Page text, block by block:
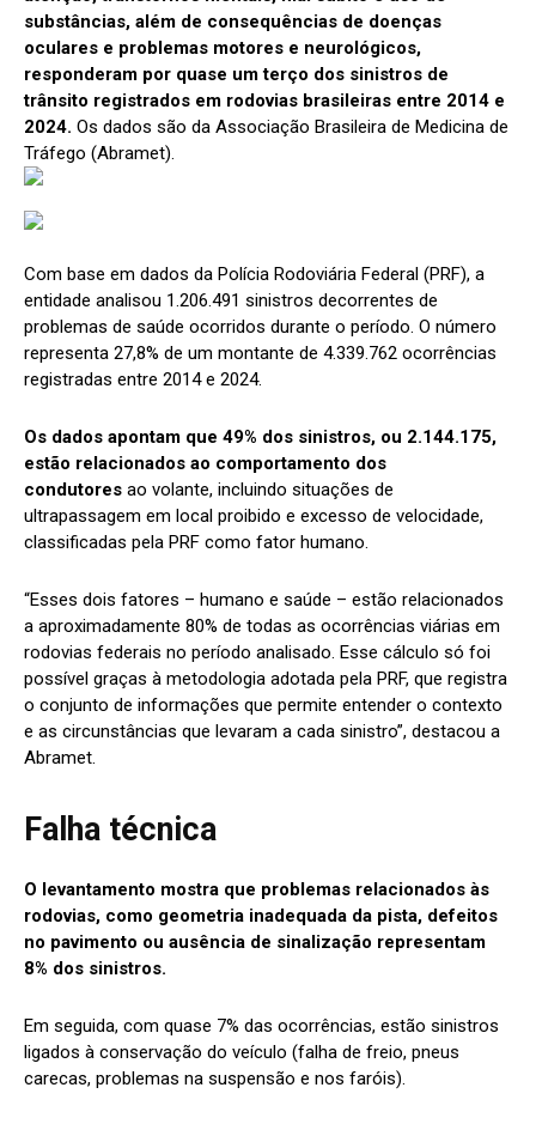
substâncias, além de consequências de doenças
oculares e problemas motores e neurológicos,
responderam por quase um terço dos sinistros de
trânsito registrados em rodovias brasileiras entre 2014 e
2024. Os dados são da Associação Brasileira de Medicina de
Tráfego (Abramet).
Com base em dados da Polícia Rodoviária Federal (PRF), a
entidade analisou 1.206.491 sinistros decorrentes de
problemas de saúde ocorridos durante o período. O número
representa 27,8% de um montante de 4.339.762 ocorrências
registradas entre 2014 e 2024.
Os dados apontam que 49% dos sinistros, ou 2.144.175,
estão relacionados ao comportamento dos
condutores ao volante, incluindo situações de
ultrapassagem em local proibido e excesso de velocidade,
classificadas pela PRF como fator humano.
“Esses dois fatores – humano e saúde – estão relacionados
a aproximadamente 80% de todas as ocorrências viárias em
rodovias federais no período analisado. Esse cálculo só foi
possível graças à metodologia adotada pela PRF, que registra
o conjunto de informações que permite entender o contexto
e as circunstâncias que levaram a cada sinistro”, destacou a
Abramet.
Falha técnica
O levantamento mostra que problemas relacionados às
rodovias, como geometria inadequada da pista, defeitos
no pavimento ou ausência de sinalização representam
8% dos sinistros.
Em seguida, com quase 7% das ocorrências, estão sinistros
ligados à conservação do veículo (falha de freio, pneus
carecas, problemas na suspensão e nos faróis).